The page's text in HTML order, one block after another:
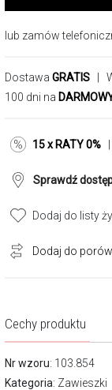
lub zamów
Dostawa GRATIS |
100 dni na
15 x RATY 0%
Sprawdź
Dodaj do listy
Dodaj do
Cechy produktu
Nr wzoru: 103.854
Kategoria: Zawieszki